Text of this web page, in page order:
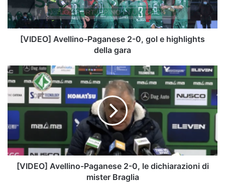
e
highlights
della
[VIDEO] Avellino-Paganese 2-0, gol e highlights
della gara
[VIDEO]
Avellino-
Paganese
2-
0,
dichiarazioni
di
mister
Braglia
[VIDEO] Avellino-Paganese 2-0, le dichiarazioni di
mister Braglia